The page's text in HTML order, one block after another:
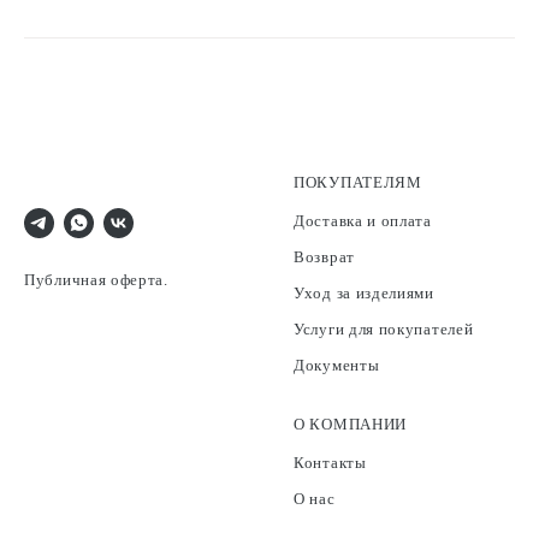
Публичная оферта.
ПОКУПАТЕЛЯМ
Доставка и оплата
Возврат
Уход за изделиями
Услуги для покупателей
Документы
О КОМПАНИИ
Контакты
О нас